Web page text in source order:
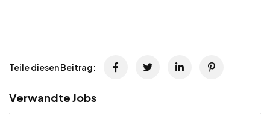
Teile diesen Beitrag:
Verwandte Jobs